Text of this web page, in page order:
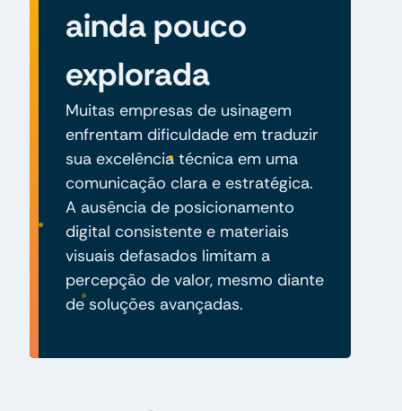
ainda pouco
explorada
Muitas empresas de usinagem
enfrentam dificuldade em traduzir
sua excelência técnica em uma
comunicação clara e estratégica.
A ausência de posicionamento
digital consistente e materiais
visuais defasados limitam a
percepção de valor, mesmo diante
de soluções avançadas.